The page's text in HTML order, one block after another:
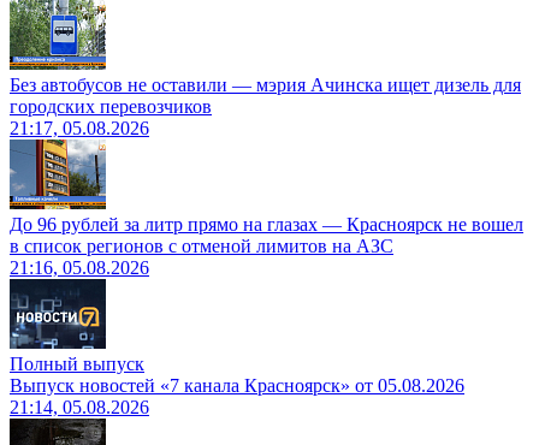
Без автобусов не оставили — мэрия Ачинска ищет дизель для
городских перевозчиков
21:17, 05.08.2026
До 96 рублей за литр прямо на глазах — Красноярск не вошел
в список регионов с отменой лимитов на АЗС
21:16, 05.08.2026
Полный выпуск
Выпуск новостей «7 канала Красноярск» от 05.08.2026
21:14, 05.08.2026